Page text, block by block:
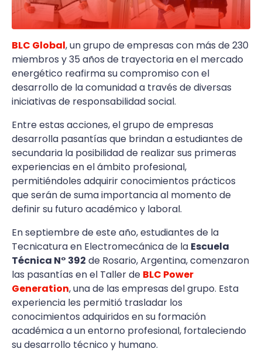
BLC Global, un grupo de empresas con más de 230
miembros y 35 años de trayectoria en el mercado
energético reafirma su compromiso con el
desarrollo de la comunidad a través de diversas
iniciativas de responsabilidad social.
Entre estas acciones, el grupo de empresas
desarrolla pasantías que brindan a estudiantes de
secundaria la posibilidad de realizar sus primeras
experiencias en el ámbito profesional,
permitiéndoles adquirir conocimientos prácticos
que serán de suma importancia al momento de
definir su futuro académico y laboral.
En septiembre de este año, estudiantes de la
Tecnicatura en Electromecánica de la Escuela
Técnica N° 392 de Rosario, Argentina, comenzaron
las pasantías en el Taller de BLC Power
Generation, una de las empresas del grupo. Esta
experiencia les permitió trasladar los
conocimientos adquiridos en su formación
académica a un entorno profesional, fortaleciendo
su desarrollo técnico y humano.